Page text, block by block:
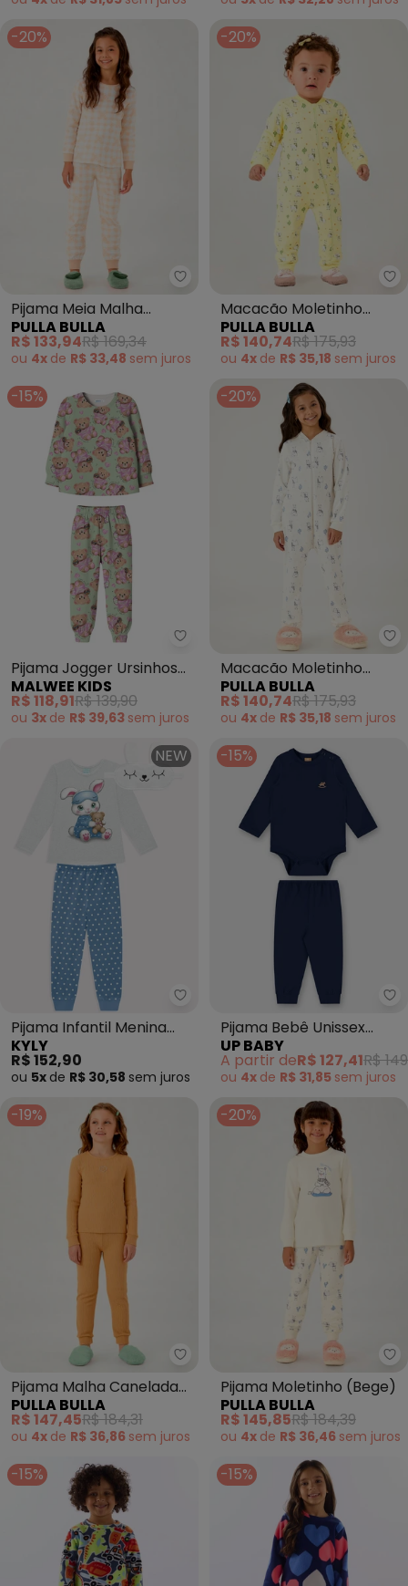
-20%
Pulla Bulla - Pijama Meia Malha
Pijama Meia Malha
(Bege)
PULLA BULLA
R$ 133,94R$ 169,34
ou 4x de R$ 33,48 sem juros
-20%
Macacão Moletinho
(Amarelo)
PULLA BULLA
R$ 140,74R$ 175,93
ou 4x de R$ 35,18 sem juros
-15%
Malwee Kids - Pijama Jogger
Pijama Jogger Ursinhos
(Verde)
MALWEE KIDS
R$ 118,91R$ 139,90
ou 3x de R$ 39,63 sem juros
-20%
Macacão Moletinho
(Bege)
PULLA BULLA
R$ 140,74R$ 175,93
ou 4x de R$ 35,18 sem juros
NEW
Kyly - Pijama Infantil Menina
Pijama Infantil Menina
Coelhinho com Máscara
(Azul
KYLY
R$ 152,90
ou 5x de R$ 30,58 sem juros
-15%
Pijama Bebê Unissex
Térmica Azul
UP BABY
A partir deR$ 127,41R$
ou 4x de R$ 31,85 sem juros
-19%
Pulla Bulla - Pijama Malha
Pijama Malha Canelada
(Bege)
PULLA BULLA
R$ 147,45R$ 184,31
ou 4x de R$ 36,86 sem juros
-20%
Pijama Moletinho (Bege)
PULLA BULLA
R$ 145,85R$ 184,39
ou 4x de R$ 36,46 sem juros
-15% -15%